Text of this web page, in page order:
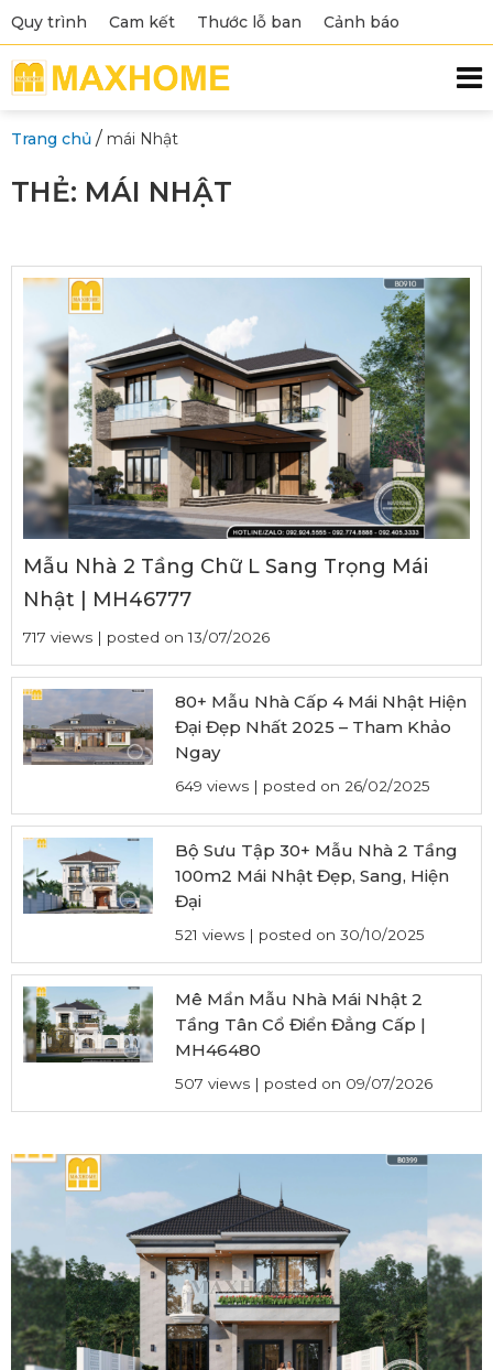
Quy trình Cam kết Thước lỗ ban Cảnh báo
Trang chủ / mái Nhật
THẺ: MÁI NHẬT
Mẫu Nhà 2 Tầng Chữ L Sang Trọng Mái
Nhật | MH46777
717 views | posted on 13/07/2026
80+ Mẫu Nhà Cấp 4 Mái Nhật Hiện
Đại Đẹp Nhất 2025 – Tham Khảo
Ngay
649 views| posted on 26/02/2025
Bộ Sưu Tập 30+ Mẫu Nhà 2 Tầng
100m2 Mái Nhật Đẹp, Sang, Hiện
Đại
521 views| posted on 30/10/2025
Mê Mẩn Mẫu Nhà Mái Nhật 2
Tầng Tân Cổ Điển Đẳng Cấp |
MH46480
507 views| posted on 09/07/2026